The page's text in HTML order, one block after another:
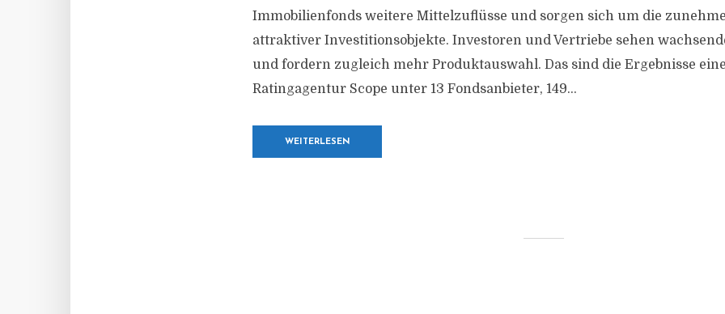
Immobilienfonds weitere Mittelzuflüsse und sorgen sich um die
attraktiver Investitionsobjekte. Investoren und Vertriebe sehen
und fordern zugleich mehr Produktauswahl. Das sind die Ergebnisse
Ratingagentur Scope unter 13 Fondsanbieter, 149...
WEITERLESEN